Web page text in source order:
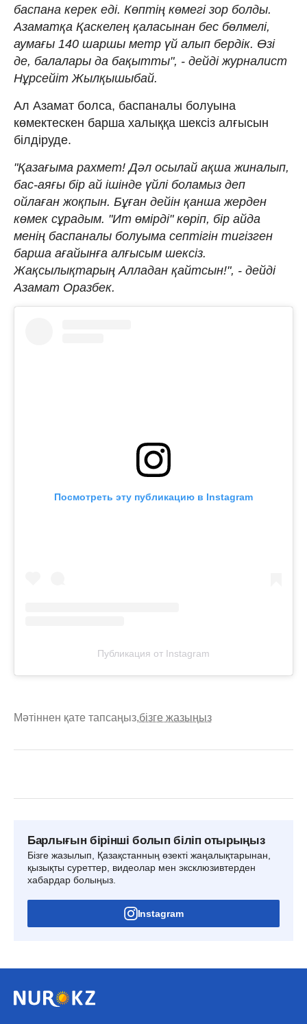
баспана керек еді. Көптің көмегі зор болды.
Азаматқа Қаскелең қаласынан бес бөлмелі,
аумағы 140 шаршы метр үй алып бердік. Өзі
де, балалары да бақытты", - дейді журналист
Нұрсейіт Жылқышыбай.
Ал Азамат болса, баспаналы болуына
көмектескен барша халыққа шексіз алғысын
білдіруде.
"Қазағыма рахмет! Дәл осылай ақша жиналып,
бас-аяғы бір ай ішінде үйлі боламыз деп
ойлаған жоқпын. Бұған дейін қанша жерден
көмек сұрадым. "Ит өмірді" көріп, бір айда
менің баспаналы болуыма септігін тигізген
барша ағайынға алғысым шексіз.
Жақсылықтарың Алладан қайтсын!", - дейді
Азамат Оразбек.
Посмотреть эту публикацию в Instagram
Публикация от Instagram
Мәтіннен қате тапсаңыз,бізге жазыңыз
Барлығын бірінші болып біліп отырыңыз
Бізге жазылып, Қазақстанның өзекті жаңалықтарынан,
қызықты суреттер, видеолар мен эксклюзивтерден
хабардар болыңыз.
Instagram